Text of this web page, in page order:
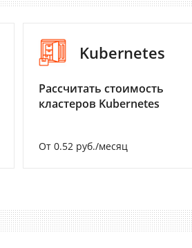
Kubernetes
Рассчитать стоимость
кластеров Kubernetes
От 0.52 руб./месяц